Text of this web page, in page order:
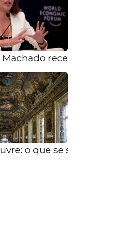
recebe o
o que se sabe